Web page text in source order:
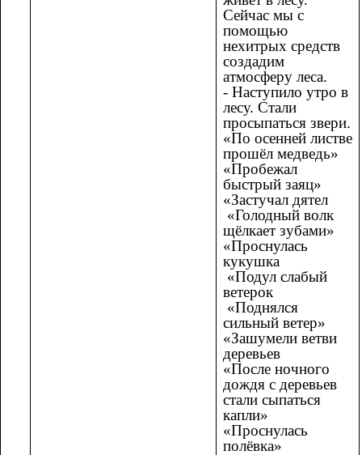
Сейчас мы с
помощью
нехитрых средств
создадим
атмосферу леса.
- Наступило утро в
лесу. Стали
просыпаться звери.
«По осенней листве
прошёл медведь»
«Пробежал
быстрый заяц»
«Застучал дятел
«Голодный волк
щёлкает зубами»
«Проснулась
кукушка
«Подул слабый
ветерок
«Поднялся
сильный ветер»
«Зашумели ветви
деревьев
«После ночного
дождя с деревьев
стали сыпаться
капли»
«Проснулась
полёвка»